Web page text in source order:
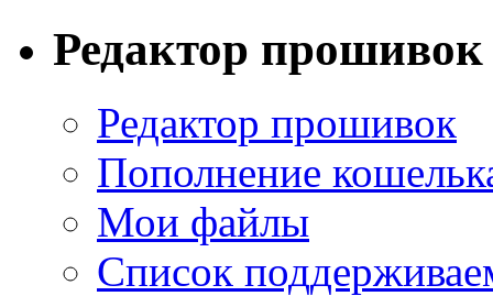
Редактор прошивок
Редактор прошивок
Пополнение
Мои файлы
Список